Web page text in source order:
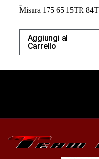
Misura 175 65 15TR 84T
Aggiungi al
Carrello